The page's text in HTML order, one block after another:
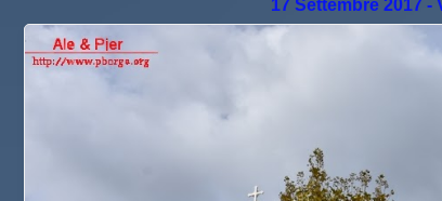
17 Settembre 2017